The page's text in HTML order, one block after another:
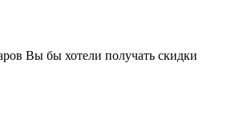
Вы бы хотели получать скидки